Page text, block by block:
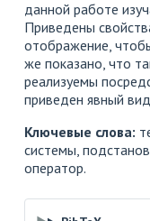
данной работе
Приведены
отображение,
же показано, что
реализуемы
приведен явный
Ключевые слова:
системы,
оператор.